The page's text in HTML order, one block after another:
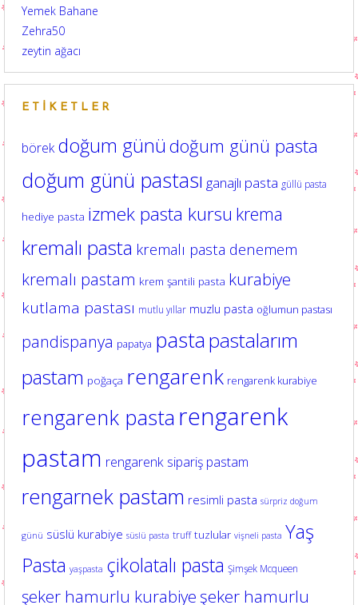
Yemek Bahane
Zehra50
zeytin ağacı
ETIKETLER
börek doğum günüdoğum günü pasta
doğum günü pastası ganajlı pasta güllü pasta
hediye pasta izmek pasta kursu krema
kremalı pasta kremalı pasta denemem
kremalı pastam krem şantili pasta kurabiye
kutlama pastası mutlu yıllar muzlu pasta oğlumun pastası
pandispanya papatya pasta pastalarım
pastam poğaça rengarenk rengarenk kurabiye
rengarenk pasta rengarenk
pastam rengarenk sipariş pastam
rengarnek pastam resimli pasta sürpriz doğum
günü süslü kurabiye süslü pasta truff tuzlular vişneli pasta Yaş
Pasta yaşpasta çikolatalı pasta Şimşek Mcqueen
şeker hamurlu kurabiye şeker hamurlu